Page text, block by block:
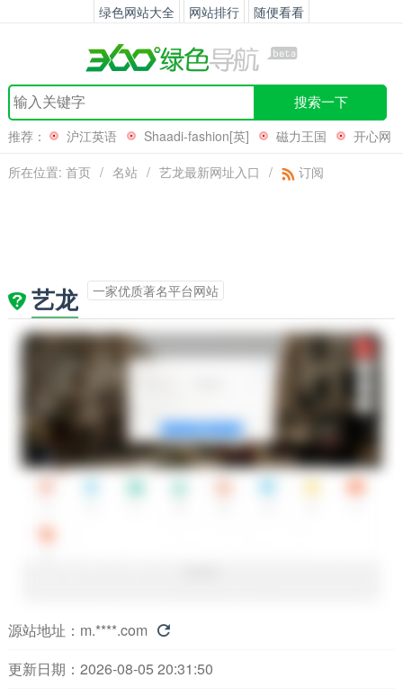
绿色网站大全 网站排行 随便看看
搜索一下
推荐： 沪江英语 Shaadi-fashion[英] 磁力王国
开心网
所在位置: 首页 / 名站 / 艺龙最新网址入口 / 订阅
艺龙 一家优质著名平台网站
源站地址： m.****.com 
更新日期：2026-08-05 20:31:50